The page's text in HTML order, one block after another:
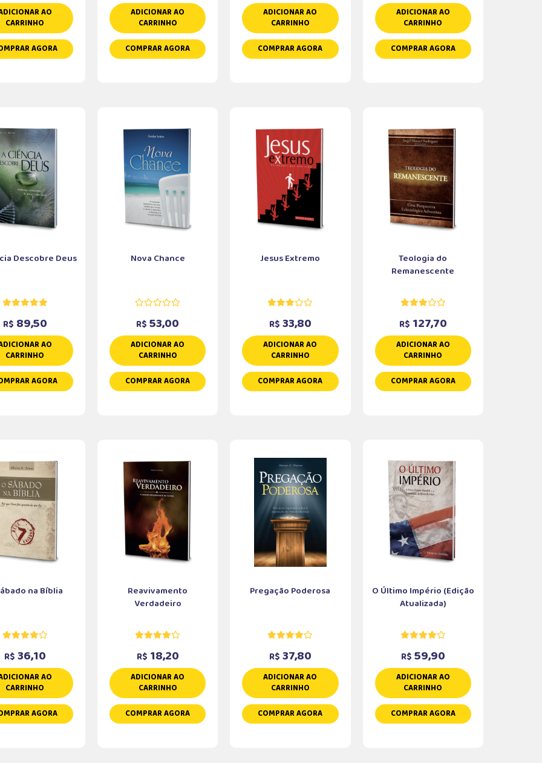
AO
CARRINHO
AGORA
ADICIONAR AO
CARRINHO
COMPRAR AGORA
ADICIONAR AO
CARRINHO
COMPRAR AGORA
ADICIONAR AO
CARRINHO
COMPRAR AGORA
Descobre Deus
R$ 89,50
AO
CARRINHO
AGORA
Nova Chance
R$ 53,00
ADICIONAR AO
CARRINHO
COMPRAR AGORA
Jesus Extremo
R$ 33,80
ADICIONAR AO
CARRINHO
COMPRAR AGORA
Teologia do
Remanescente
R$ 127,70
ADICIONAR AO
CARRINHO
COMPRAR AGORA
na Bíblia
R$ 36,10
AO
CARRINHO
AGORA
Reavivamento
Verdadeiro
R$ 18,20
ADICIONAR AO
CARRINHO
COMPRAR AGORA
Pregação Poderosa
R$ 37,80
ADICIONAR AO
CARRINHO
COMPRAR AGORA
O Último Império (Edição
Atualizada)
R$ 59,90
ADICIONAR AO
CARRINHO
COMPRAR AGORA